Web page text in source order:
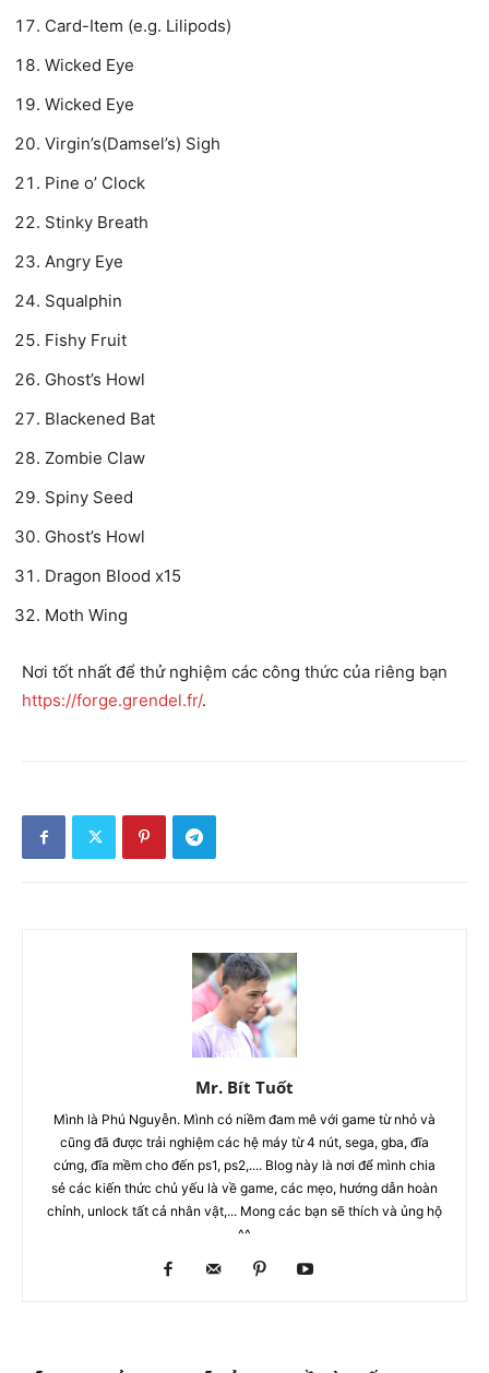
Card-Item (e.g. Lilipods)
Wicked Eye
Wicked Eye
Virgin’s(Damsel’s) Sigh
Pine o’ Clock
Stinky Breath
Angry Eye
Squalphin
Fishy Fruit
Ghost’s Howl
Blackened Bat
Zombie Claw
Spiny Seed
Ghost’s Howl
Dragon Blood x15
Moth Wing
Nơi tốt nhất để thử nghiệm các công thức của riêng bạn
https://forge.grendel.fr/.
Mr. Bít Tuốt
Mình là Phú Nguyễn. Mình có niềm đam mê với game từ nhỏ và
cũng đã được trải nghiệm các hệ máy từ 4 nút, sega, gba, đĩa
cứng, đĩa mềm cho đến ps1, ps2,.... Blog này là nơi để mình chia
sẻ các kiến thức chủ yếu là về game, các mẹo, hướng dẫn hoàn
chỉnh, unlock tất cả nhân vật,... Mong các bạn sẽ thích và ủng hộ
^^